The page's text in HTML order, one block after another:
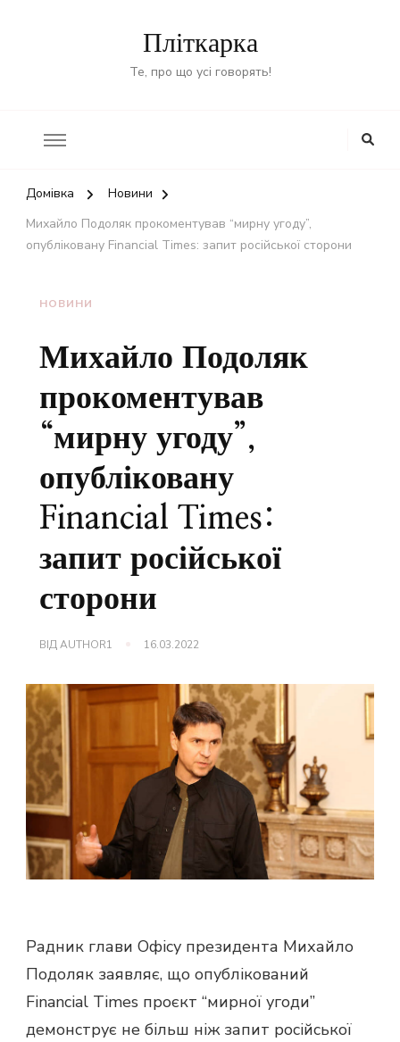
Пліткарка
Те, про що усі говорять!
Домівка
Новини
Михайло Подоляк прокоментував “мирну угоду”,
опубліковану Financial Times: запит російської сторони
НОВИНИ
Михайло Подоляк
прокоментував
“мирну угоду”,
опубліковану
Financial Times:
запит російської
сторони
ВІДAUTHOR1 16.03.2022
Радник глави Офісу президента Михайло
Подоляк заявляє, що опублікований
Financial Times проєкт “мирної угоди”
демонструє не більш ніж запит російської